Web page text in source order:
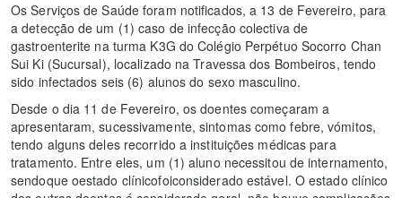
Os Serviços de Saúde foram notificados, a 13 de Fevereiro, para
a detecção de um (1) caso de infecção colectiva de
gastroenterite na turma K3G do Colégio Perpétuo Socorro Chan
Sui Ki (Sucursal), localizado na Travessa dos Bombeiros, tendo
sido infectados seis (6) alunos do sexo masculino.
Desde o dia 11 de Fevereiro, os doentes começaram a
apresentaram, sucessivamente, sintomas como febre, vómitos,
tendo alguns deles recorrido a instituições médicas para
tratamento. Entre eles, um (1) aluno necessitou de internamento,
sendoque oestado clínicofoiconsiderado estável. O estado clínico